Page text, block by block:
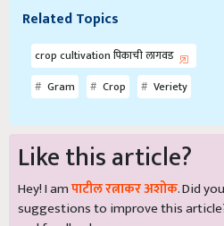
Related Topics
crop cultivation पिकाची लागवड
Gram
Crop Veriety
Like this article?
Hey! I amपाटील रत्नाकर अशोक. Did
suggestions to improve this